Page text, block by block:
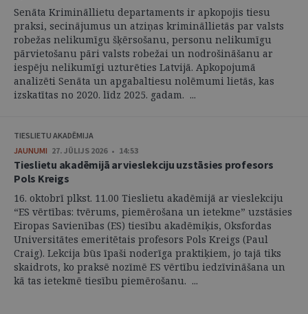
Senāta Krimināllietu departaments ir apkopojis tiesu
praksi, secinājumus un atziņas krimināllietās par valsts
robežas nelikumīgu šķērsošanu, personu nelikumīgu
pārvietošanu pāri valsts robežai un nodrošināšanu ar
iespēju nelikumīgi uzturēties Latvijā. Apkopojumā
analizēti Senāta un apgabaltiesu nolēmumi lietās, kas
izskatītas no 2020. līdz 2025. gadam. ...
TIESLIETU AKADĒMIJA
JAUNUMI 27. JŪLIJS 2026 • 14:53
Tieslietu akadēmijā ar vieslekciju uzstāsies profesors
Pols Kreigs
16. oktobrī plkst. 11.00 Tieslietu akadēmijā ar vieslekciju
“ES vērtības: tvērums, piemērošana un ietekme” uzstāsies
Eiropas Savienības (ES) tiesību akadēmiķis, Oksfordas
Universitātes emeritētais profesors Pols Kreigs (Paul
Craig). Lekcija būs īpaši noderīga praktiķiem, jo tajā tiks
skaidrots, ko praksē nozīmē ES vērtību iedzīvināšana un
kā tas ietekmē tiesību piemērošanu. ...